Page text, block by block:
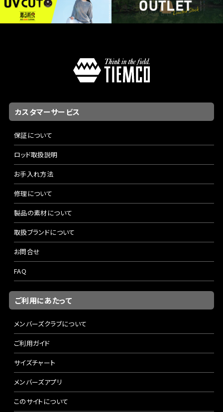
カスタマーサービス
保証について
ロッド取扱説明
お手入れ方法
修理について
製品の素材について
取扱ブランドについて
お問合せ
FAQ
ご利用にあたって
メンバーズクラブについて
ご利用ガイド
サイズチャート
メンバーズアプリ
このサイトについて